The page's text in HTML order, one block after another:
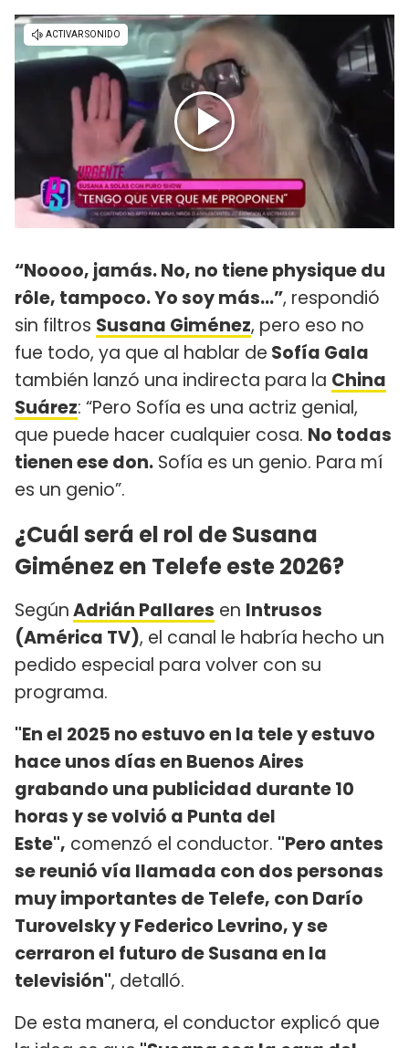
“Noooo, jamás. No, no tiene physique du
rôle, tampoco. Yo soy más…”, respondió
sin filtros Susana Giménez, pero eso no
fue todo, ya que al hablar de Sofía Gala
también lanzó una indirecta para la China
Suárez: “Pero Sofía es una actriz genial,
que puede hacer cualquier cosa. No todas
tienen ese don. Sofía es un genio. Para mí
es un genio”.
¿Cuál será el rol de Susana
Giménez en Telefe este 2026?
SegúnAdrián Pallares en Intrusos
(América TV), el canal le habría hecho un
pedido especial para volver con su
programa.
"En el 2025 no estuvo en la tele y estuvo
hace unos días en Buenos Aires
grabando una publicidad durante 10
horas y se volvió a Punta del
Este", comenzó el conductor. "Pero antes
se reunió vía llamada con dos personas
muy importantes de Telefe, con Darío
Turovelsky y Federico Levrino, y se
cerraron el futuro de Susana en la
televisión", detalló.
De esta manera, el conductor explicó que